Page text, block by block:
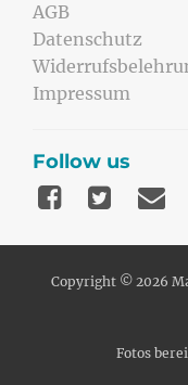
AGB
Datenschutz
Impressum
Follow us
Copyright © 2026
Fotos